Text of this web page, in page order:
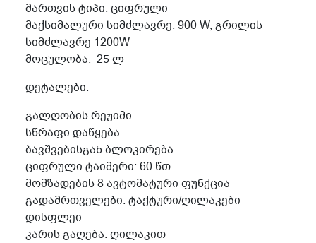
მართვისტიპი: ციფრული
მაქსიმალური სიმძლავრე: 900 W, გრილის
სიმძლავრე 1200W
მოცულობა: 25 ლ
დეტალები:
გალღობისრეჟიმი
სწრაფი დაწყება
ბავშვებისგანბლოკირება
ციფრული ტაიმერი: 60 წთ
მომზადების8ავტომატური ფუნქცია
გადამრთველები: ტაქტური/ღილაკები
დისფლეი
კარისგაღება: ღილაკით